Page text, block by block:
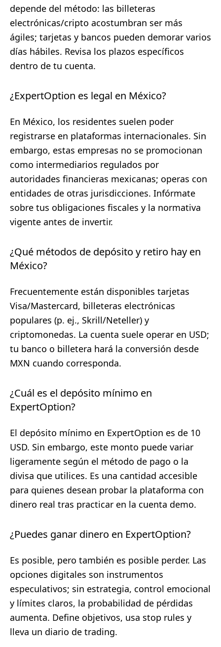
depende del método: las billeteras
electrónicas/cripto acostumbran ser más
ágiles; tarjetas y bancos pueden demorar varios
días hábiles. Revisa los plazos específicos
dentro de tu cuenta.
¿ExpertOption es legal en México?
En México, los residentes suelen poder
registrarse en plataformas internacionales. Sin
embargo, estas empresas no se promocionan
como intermediarios regulados por
autoridades financieras mexicanas; operas con
entidades de otras jurisdicciones. Infórmate
sobre tus obligaciones fiscales y la normativa
vigente antes de invertir.
¿Qué métodos de depósito y retiro hay en
México?
Frecuentemente están disponibles tarjetas
Visa/Mastercard, billeteras electrónicas
populares (p. ej., Skrill/Neteller) y
criptomonedas. La cuenta suele operar en USD;
tu banco o billetera hará la conversión desde
MXN cuando corresponda.
¿Cuál es el depósito mínimo en
ExpertOption?
El depósito mínimo en ExpertOption es de 10
USD. Sin embargo, este monto puede variar
ligeramente según el método de pago o la
divisa que utilices. Es una cantidad accesible
para quienes desean probar la plataforma con
dinero real tras practicar en la cuenta demo.
¿Puedes ganar dinero en ExpertOption?
Es posible, pero también es posible perder. Las
opciones digitales son instrumentos
especulativos; sin estrategia, control emocional
y límites claros, la probabilidad de pérdidas
aumenta. Define objetivos, usa stop rules y
lleva un diario de trading.